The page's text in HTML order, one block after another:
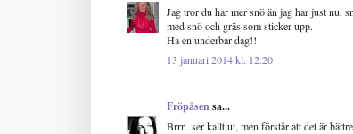
Jag tror du har mer snö än jag har just nu,
med snö och gräs som sticker upp.
Ha en underbar dag!!
13 januari 2014 kl. 12:20
Fröpåsensa...
Brrr...ser kallt ut, men förstår att det är